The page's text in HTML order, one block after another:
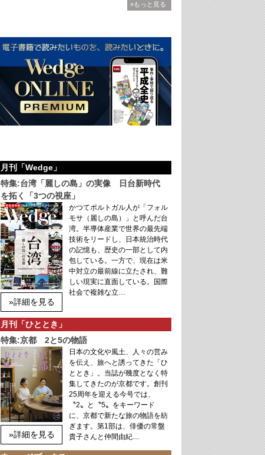
»もっと見る
月刊「Wedge」
特集:台湾「麗しの島」の実像 日台新時代
を拓く「3つの視座」
»詳細を見る
かつてポルトガル人が「フォル
モサ（麗しの島）」と呼んだ台
湾。半導体産業で世界の最先端
技術をリードし、日本統治時代
の記憶も、歴史の一部として内
包している。一方で、現在は米
中対立の最前線に立たされ、難
しい現実に直面している。国際
社会で複雑な立…
月刊「ひととき」
特集:京都 2と5の物語
»詳細を見る
日本の文化や風土、人々の営み
を伝え、旅へと誘ってきた「ひ
ととき」。当誌が幾度となく特
集してきたのが京都です。創刊
25周年を迎える今号では、
〝2〟と〝5〟をキーワード
に、京都で新たな旅の物語を紡
ぎます。第1部は、俳優の常盤
貴子さんと仲間由紀…